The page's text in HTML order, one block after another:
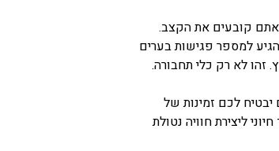
אתם קובעים את הקצב.
למספר פגישות בערים
זהו לא רק כלי תחבורה.
לכם זמינות של
ליצירת חוויה נטולת